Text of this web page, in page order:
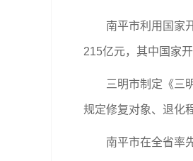
南平市利用国家
215亿元，其中国家
三明市制定《三
规定修复对象、退化
南平市在全省率